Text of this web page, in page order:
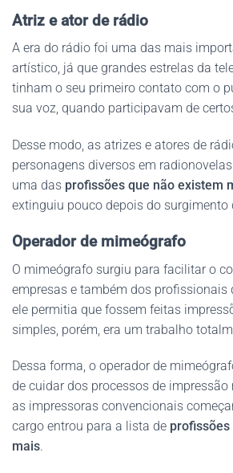
Atriz e ator de rádio
A era do rádio foi uma das mais
artístico, já que grandes estrelas da
tinham o seu primeiro contato com o
sua voz, quando participavam de
Desse modo, as atrizes e atores de
personagens diversos em
uma das profissões que não existem
extinguiu pouco depois do surgimento
Operador de mimeógrafo
O mimeógrafo surgiu para facilitar o
empresas e também dos profissionais
ele permitia que fossem feitas
simples, porém, era um trabalho
Dessa forma, o operador de
de cuidar dos processos de
as impressoras convencionais
cargo entrou para a lista de
mais.